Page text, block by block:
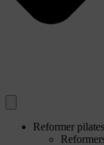
Reformer pilates